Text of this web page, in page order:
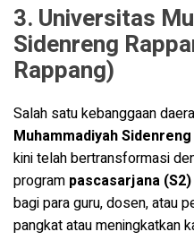
3. Universitas
Sidenreng
Rappang)
Salah satu kebanggaan
Muhammadiyah
kini telah bertransformasi
program pascasarjana
bagi para guru, dosen, atau
pangkat atau meningkatkan